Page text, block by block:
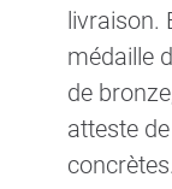
livraison.
médaille
de
atteste
concrètes.